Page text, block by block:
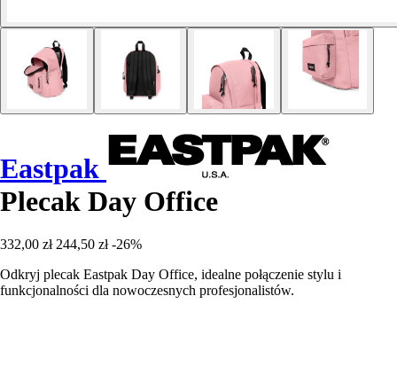
Eastpak
Plecak Day Office
332,00 zł 244,50 zł -26%
Odkryj plecak Eastpak Day Office, idealne połączenie stylu i
funkcjonalności dla nowoczesnych profesjonalistów.